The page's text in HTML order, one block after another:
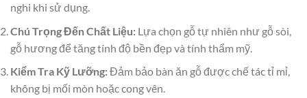
nghi khi sử dụng.
Chú Trọng Đến Chất Liệu: Lựa chọn gỗ tự nhiên như gỗ sòi,
gỗ hương để tăng tính độ bền đẹp và tính thẩm mỹ.
Kiểm Tra Kỹ Lưỡng:Đảm bảo bàn ăn gỗ được chế tác tỉ mỉ,
không bị mối mòn hoặc cong vên.